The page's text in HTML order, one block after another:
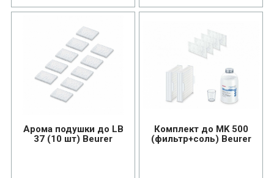
Арома подушки до LB
37 (10 шт) Beurer
Комплект до MK 500
(фильтр+соль) Beurer